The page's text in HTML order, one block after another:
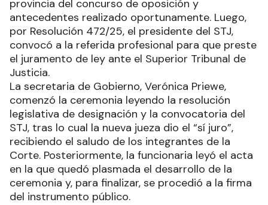
provincia del concurso de oposición y
antecedentes realizado oportunamente. Luego,
por Resolución 472/25, el presidente del STJ,
convocó a la referida profesional para que preste
el juramento de ley ante el Superior Tribunal de
Justicia.
La secretaria de Gobierno, Verónica Priewe,
comenzó la ceremonia leyendo la resolución
legislativa de designación y la convocatoria del
STJ, tras lo cual la nueva jueza dio el “sí juro”,
recibiendo el saludo de los integrantes de la
Corte. Posteriormente, la funcionaria leyó el acta
en la que quedó plasmada el desarrollo de la
ceremonia y, para finalizar, se procedió a la firma
del instrumento público.